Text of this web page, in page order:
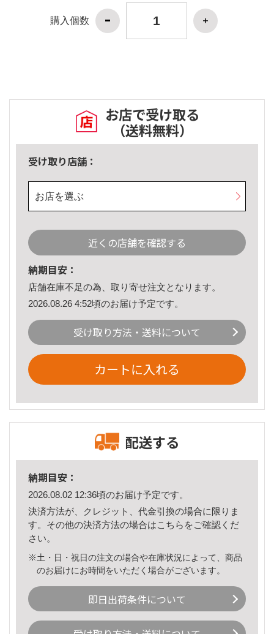
購入個数
お店で受け取る
（送料無料）
受け取り店舗：
お店を選ぶ
近くの店舗を確認する
納期目安：
店舗在庫不足の為、取り寄せ注文となります。
2026.08.26 4:52頃のお届け予定です。
受け取り方法・送料について
カートに入れる
配送する
納期目安：
2026.08.02 12:36頃のお届け予定です。
決済方法が、クレジット、代金引換の場合に限りま
す。その他の決済方法の場合はこちら をご確認くだ
さい。
※土・日・祝日の注文の場合や在庫状況によって、商品
のお届けにお時間をいただく場合がございます。
即日出荷条件について